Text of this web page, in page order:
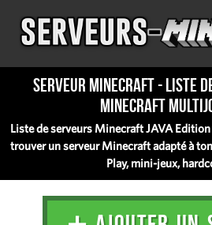
Serveur Minecraft - Liste
Minecraft
Liste de serveurs Minecraft JAVA
trouver un serveur Minecraft adapté à
Play, mini-jeux,